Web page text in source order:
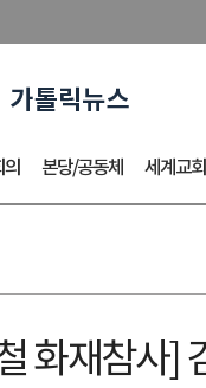
본당/공동체 세계교회
화재참사]